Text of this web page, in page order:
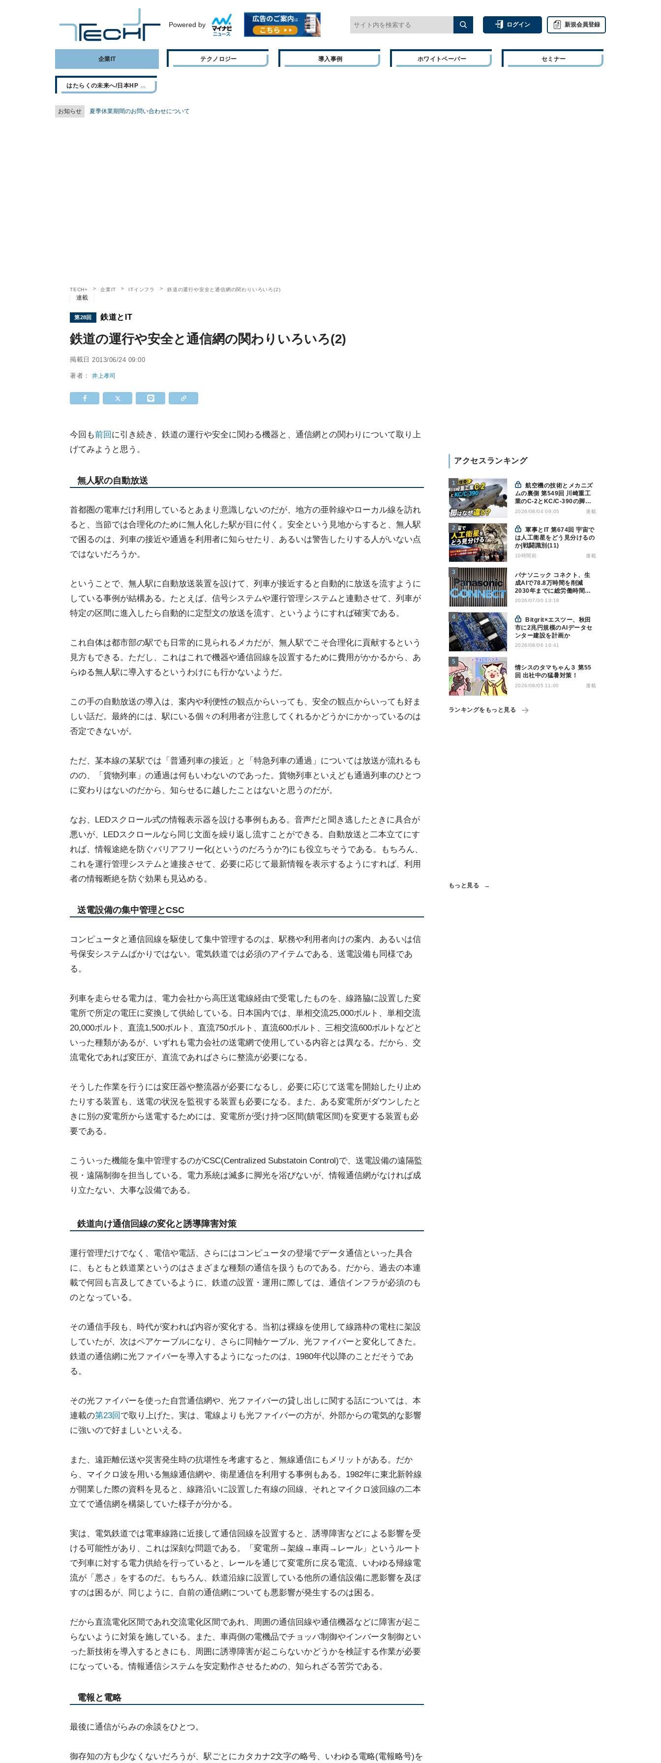
Powered by ログイン 新規会員登録
企業IT テクノロジー 導入事例 ホワイトペーパー セミナー
はたらくの未来へ/日本HP
お知らせ 夏季休業期間のお問い合わせについて
TECH+ 企業IT ITインフラ 鉄道の運行や安全と通信網の関わりいろいろ(2)
連載
第28回 鉄道とIT
鉄道の運行や安全と通信網の関わりいろいろ(2)
掲載日 2013/06/24 09:00
著者：井上孝司
今回も前回 に引き続き、鉄道の運行や安全に関わる機器と、通信網との関わりについて取り上
げてみようと思う。
無人駅の自動放送
首都圏の電車だけ利用しているとあまり意識しないのだが、地方の亜幹線やローカル線を訪れ
ると、当節では合理化のために無人化した駅が目に付く。安全という見地からすると、無人駅
で困るのは、列車の接近や通過を利用者に知らせたり、あるいは警告したりする人がいない点
ではないだろうか。
ということで、無人駅に自動放送装置を設けて、列車が接近すると自動的に放送を流すように
している事例が結構ある。たとえば、信号システムや運行管理システムと連動させて、列車が
特定の区間に進入したら自動的に定型文の放送を流す、というようにすれば確実である。
これ自体は都市部の駅でも日常的に見られるメカだが、無人駅でこそ合理化に貢献するという
見方もできる。ただし、これはこれで機器や通信回線を設置するために費用がかかるから、あ
らゆる無人駅に導入するというわけにも行かないようだ。
この手の自動放送の導入は、案内や利便性の観点からいっても、安全の観点からいっても好ま
しい話だ。最終的には、駅にいる個々の利用者が注意してくれるかどうかにかかっているのは
否定できないが。
ただ、某本線の某駅では「普通列車の接近」と「特急列車の通過」については放送が流れるも
のの、「貨物列車」の通過は何もいわないのであった。貨物列車といえども通過列車のひとつ
に変わりはないのだから、知らせるに越したことはないと思うのだが。
なお、LEDスクロール式の情報表示器を設ける事例もある。音声だと聞き逃したときに具合が
悪いが、LEDスクロールなら同じ文面を繰り返し流すことができる。自動放送と二本立てにす
れば、情報途絶を防ぐバリアフリー化(というのだろうか?)にも役立ちそうである。もちろん、
これを運行管理システムと連接させて、必要に応じて最新情報を表示するようにすれば、利用
者の情報断絶を防ぐ効果も見込める。
送電設備の集中管理とCSC
コンピュータと通信回線を駆使して集中管理するのは、駅務や利用者向けの案内、あるいは信
号保安システムばかりではない。電気鉄道では必須のアイテムである、送電設備も同様であ
る。
列車を走らせる電力は、電力会社から高圧送電線経由で受電したものを、線路脇に設置した変
電所で所定の電圧に変換して供給している。日本国内では、単相交流25,000ボルト、単相交流
20,000ボルト、直流1,500ボルト、直流750ボルト、直流600ボルト、三相交流600ボルトなどと
いった種類があるが、いずれも電力会社の送電網で使用している内容とは異なる。だから、交
流電化であれば変圧が、直流であればさらに整流が必要になる。
そうした作業を行うには変圧器や整流器が必要になるし、必要に応じて送電を開始したり止め
たりする装置も、送電の状況を監視する装置も必要になる。また、ある変電所がダウンしたと
きに別の変電所から送電するためには、変電所が受け持つ区間(饋電区間)を変更する装置も必
要である。
こういった機能を集中管理するのがCSC(Centralized Substatoin Control)で、送電設備の遠隔監
視・遠隔制御を担当している。電力系統は滅多に脚光を浴びないが、情報通信網がなければ成
り立たない、大事な設備である。
鉄道向け通信回線の変化と誘導障害対策
運行管理だけでなく、電信や電話、さらにはコンピュータの登場でデータ通信といった具合
に、もともと鉄道業というのはさまざまな種類の通信を扱うものである。だから、過去の本連
載で何回も言及してきているように、鉄道の設置・運用に際しては、通信インフラが必須のも
のとなっている。
その通信手段も、時代が変われば内容が変化する。当初は裸線を使用して線路枠の電柱に架設
していたが、次はペアケーブルになり、さらに同軸ケーブル、光ファイバーと変化してきた。
鉄道の通信網に光ファイバーを導入するようになったのは、1980年代以降のことだそうであ
る。
その光ファイバーを使った自営通信網や、光ファイバーの貸し出しに関する話については、本
連載の第23回 で取り上げた。実は、電線よりも光ファイバーの方が、外部からの電気的な影響
に強いので好ましいといえる。
また、遠距離伝送や災害発生時の抗堪性を考慮すると、無線通信にもメリットがある。だか
ら、マイクロ波を用いる無線通信網や、衛星通信を利用する事例もある。1982年に東北新幹線
が開業した際の資料を見ると、線路沿いに設置した有線の回線、それとマイクロ波回線の二本
立てで通信網を構築していた様子が分かる。
実は、電気鉄道では電車線路に近接して通信回線を設置すると、誘導障害などによる影響を受
ける可能性があり、これは深刻な問題である。「変電所→架線→車両→レール」というルート
で列車に対する電力供給を行っていると、レールを通じて変電所に戻る電流、いわゆる帰線電
流が「悪さ」をするのだ。もちろん、鉄道沿線に設置している他所の通信設備に悪影響を及ぼ
すのは困るが、同じように、自前の通信網についても悪影響が発生するのは困る。
だから直流電化区間であれ交流電化区間であれ、周囲の通信回線や通信機器などに障害が起こ
らないように対策を施している。また、車両側の電機品でチョッパ制御やインバータ制御とい
った新技術を導入するときにも、周囲に誘導障害が起こらないかどうかを検証する作業が必要
になっている。情報通信システムを安定動作させるための、知られざる苦労である。
電報と電略
最後に通信がらみの余談をひとつ。
御存知の方も少なくないだろうが、駅ごとにカタカナ2文字の略号、いわゆる電略(電報略号)を
アクセスランキング
航空機の技術とメカニズ
ムの裏側 第549回 川崎重工
業のC-2とKC/C-390の脚は
なぜ違う? - 降着装置は複雑
2026/08/04 09:05 連載
軍事とIT 第674回 宇宙で
は人工衛星をどう見分けるの
か|戦闘識別(11)
10時間前 連載
パナソニック コネクト、生
成AIで78.8万時間を削減
2030年までに総労働時間
10％削減へ
2026/07/30 13:18
市に2兆円規模のAIデータセ
ンター建設を計画か
2026/08/06 16:41
情シスのタマちゃん３ 第55
回 出社中の猛暑対策！
2026/08/05 11:00 連載
ランキングをもっと見る
もっと見る